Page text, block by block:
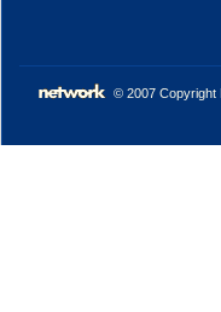
© 2007 Copyright